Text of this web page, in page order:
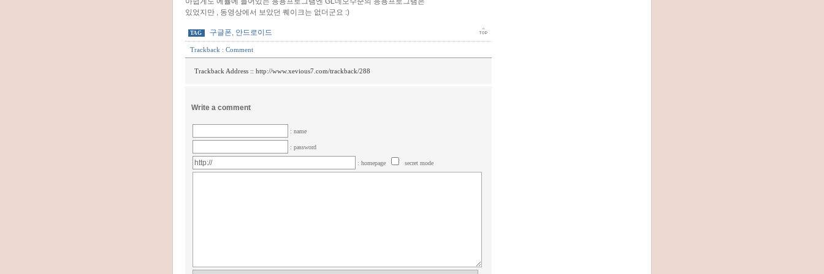
있었지만 , 동영상에서 보았던 퀘이크는 없더군요 :)
TAG 구글폰, 안드로이드
Trackback : Comment
Trackback Address :: http://www.xevious7.com/trackback/288
Write a comment
: name
: password
: homepage secret mode